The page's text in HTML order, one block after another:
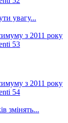
увагу...
змінять...